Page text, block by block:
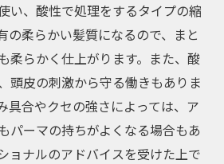
い、酸性で処理をするタイプの縮
の柔らかい髪質になるので、まと
柔らかく仕上がります。また、酸
頭皮の刺激から守る働きもありま
具合やクセの強さによっては、ア
パーマの持ちがよくなる場合もあ
ョナルのアドバイスを受けた上で